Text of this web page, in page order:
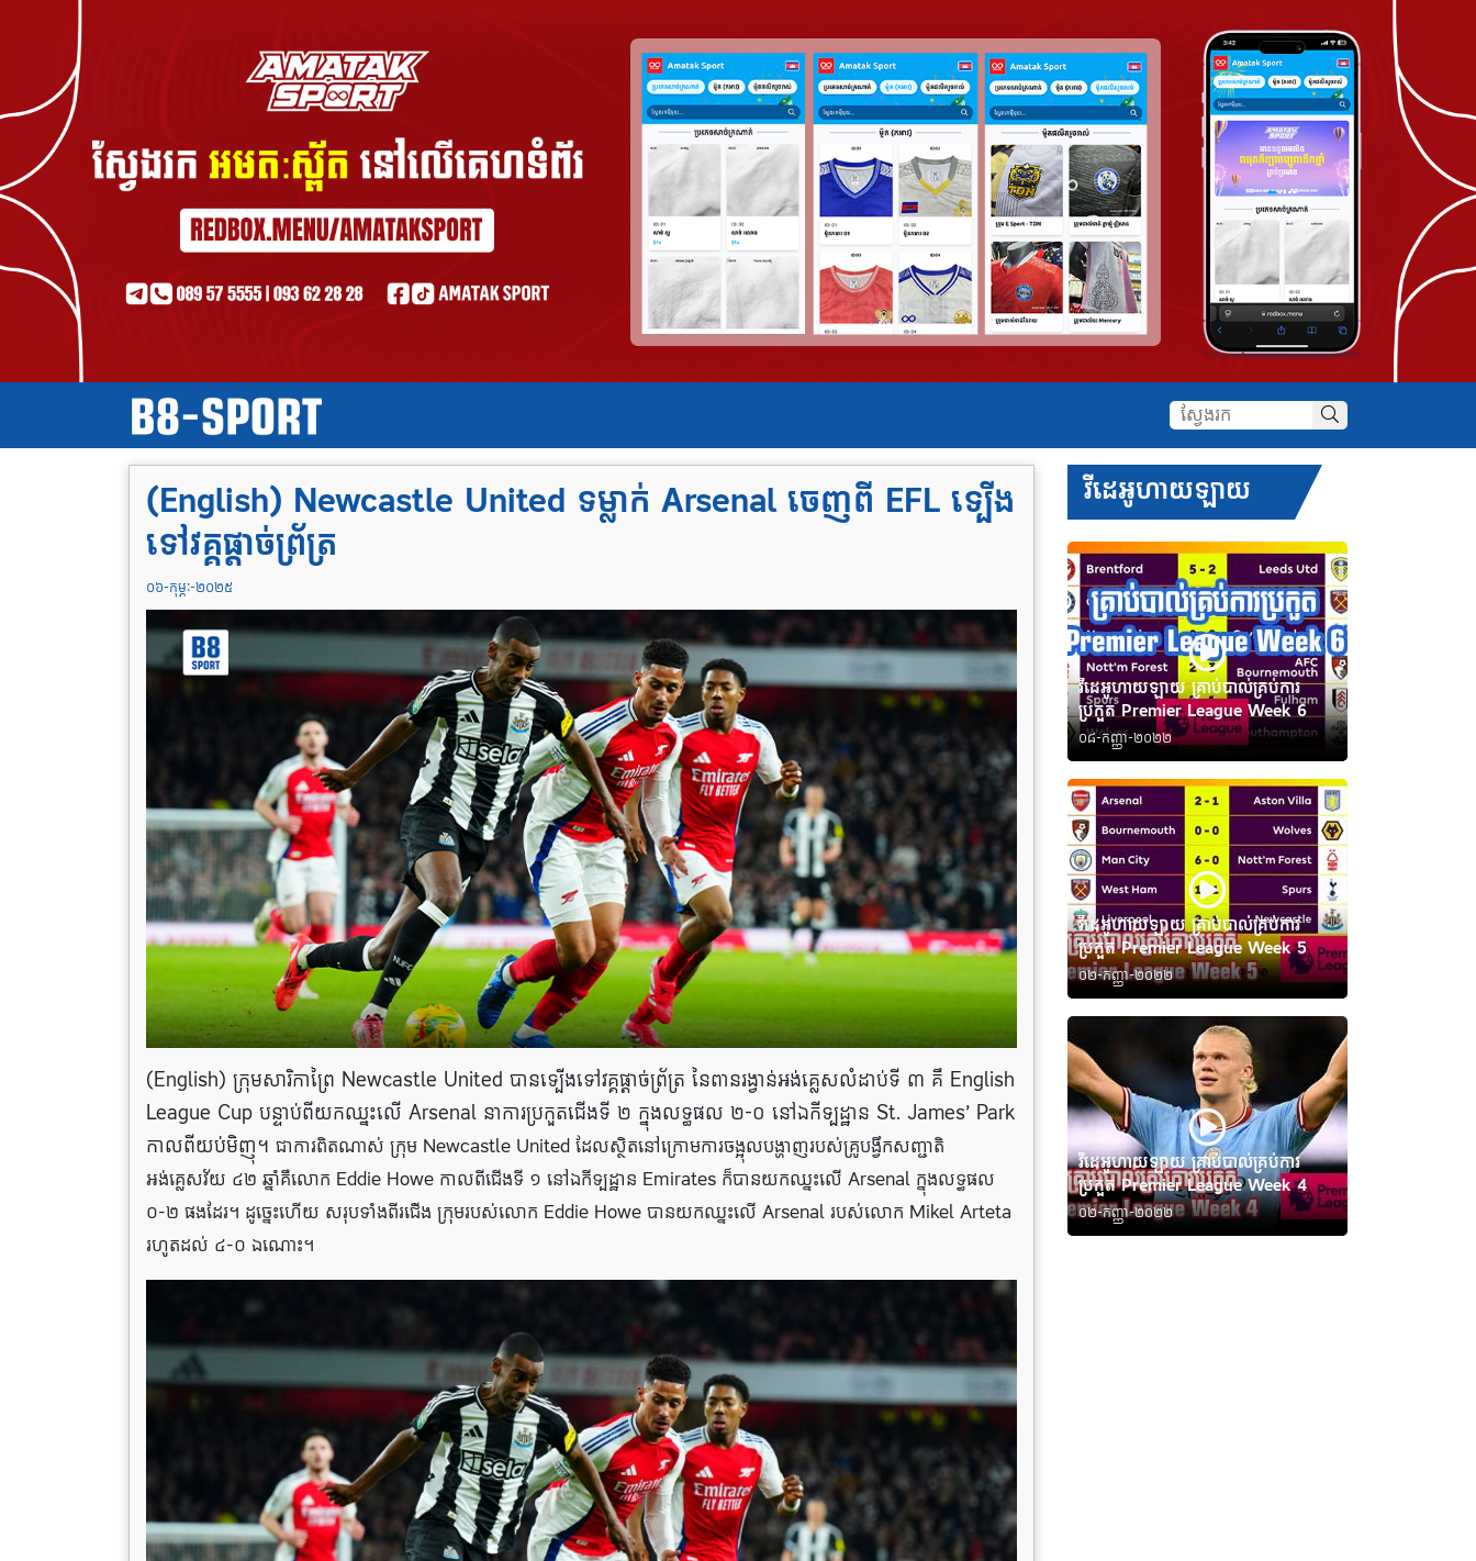
(English) Newcastle United ទម្លាក់ Arsenal ចេញពី EFL ទ្បើង
ទៅវគ្គផ្តាច់ព្រ័ត្រ
០៦-កុម្ភៈ-២០២៥
(English) ក្រុមសារិកាព្រៃ Newcastle United បានទ្បើងទៅវគ្គផ្តាច់ព្រ័ត្រ នៃពានរង្វាន់អង់គ្លេសលំដាប់ទី ៣ គឺ English
League Cup បន្ទាប់ពីយកឈ្នះលើ Arsenal នាការប្រកួតជើងទី ២ ក្នុងលទ្ធផល ២-០ នៅឯកីទ្បដ្ឋាន St. James’ Park
កាលពីយប់មិញុ។ ជាការពិតណាស់ ក្រុម Newcastle United ដែលស្ថិតនៅក្រោមការចង្អុលបង្ហាញរបស់គ្រូបង្វឹកសញ្ជាតិ
អង់គ្លេសវ័យ ៤២ ឆ្នាំគឺលោក Eddie Howe កាលពីជើងទី ១ នៅឯកីទ្បដ្ឋាន Emirates ក៏បានយកឈ្នះលើ Arsenal ក្នុងលទ្ធផល
០-២ ផងដែរ។ ដូច្នេះហើយ សរុបទាំងពីរជ់ើង ក្រុមរបស់លោក Eddie Howe បានយកឈ្នះលើ Arsenal របស់លោក Mikel Arteta
រហូតដល់ ៤-០ ឯណោះ។
វីដេអូហាយឡាយ
វីដេអូហាយឡាយ គ្រាប់បាល់គ្រប់ការ
ប្រកួត Premier League Week 6
០៨-កញ្ញា-២០២២
វីដេអូហាយឡាយ គ្រាប់បាល់គ្រប់ការ
ប្រកួត Premier League Week 5
០២-កញ្ញា-២០២២
វីដេអូហាយឡាយ គ្រាប់បាល់គ្រប់ការ
ប្រកួត Premier League Week 4
០២-កញ្ញា-២០២២